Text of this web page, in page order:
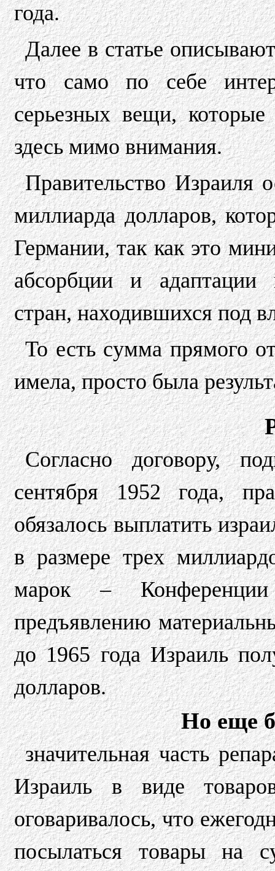
года.
Далее в статье
что само по себе
серьезных вещи, которые
здесь мимо внимания.
Правительство Израиля
миллиарда долларов,
Германии, так как это
абсорбции и адаптации
стран, находившихся под
То есть сумма прямого
имела, просто была
Согласно договору,
сентября 1952 года,
обязалось выплатить
в размере трех
марок –
предъявлению
до 1965 года Израиль
долларов.
Но еще
значительная часть
Израиль в виде
оговаривалось, что
посылаться товары на